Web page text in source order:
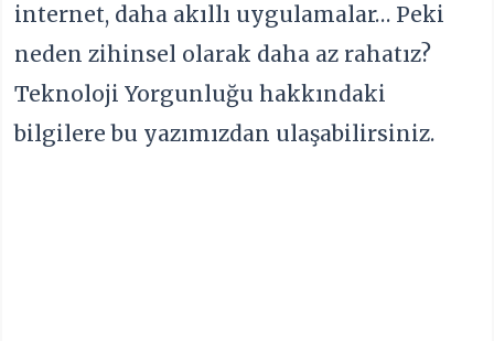
internet, daha akıllı uygulamalar… Peki
neden zihinsel olarak daha az rahatız?
Teknoloji Yorgunluğu hakkındaki
bilgilere bu yazımızdan ulaşabilirsiniz.